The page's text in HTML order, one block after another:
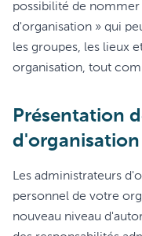
possibilité de nommer
d'organisation » qui
les groupes, les lieux
organisation, tout
Présentation
d'organisation
Les administrateurs
personnel de votre
nouveau niveau